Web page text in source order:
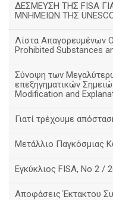
ΔΕΣΜΕΥΣΗ ΤΗΣ FISA
ΜΝΗΜΕΙΩΝ ΤΗΣ
Λίστα Απαγορευμένων
Prohibited Substances
Σύνοψη των
επεξηγηματικών
Modification and
Γιατί τρέχουμε
Μετάλλιο Παγκόσμιας
Eγκύκλιος FISA, No 2 /
Αποφάσεις Έκτακτου